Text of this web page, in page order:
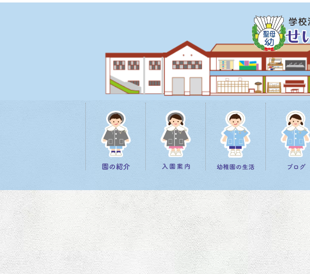
[%title%]
HOME|ブログ|template.detail